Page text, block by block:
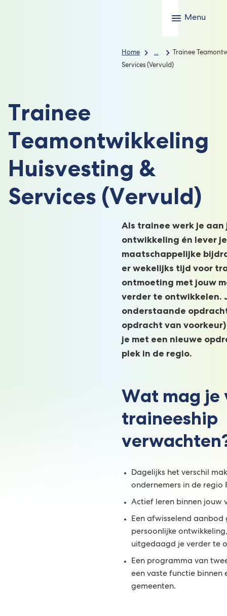
Menu
Home ...
Trainee
Services (Vervuld)
Trainee
Teamontwikkeling
Huisvesting &
Services (Vervuld)
Als trainee werk je aan
ontwikkeling én lever
maatschappelijke
er wekelijks tijd voor
ontmoeting met jouw
verder te ontwikkelen.
onderstaande
opdracht van
je met een nieuwe
plek in de regio.
Wat mag je
traineeship
Dagelijks het verschil
ondernemers in de regio
Actief leren binnen jouw
Een afwisselend
persoonlijke
uitgedaagd je verder te
Een programma van
een vaste functie binnen
gemeenten.